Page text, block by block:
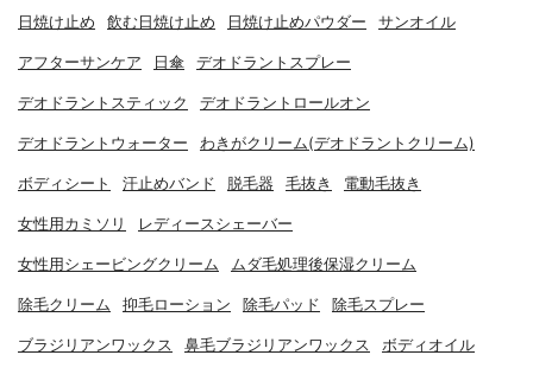
日焼け止め 飲む日焼け止め 日焼け止めパウダー サンオイル
アフターサンケア 日傘 デオドラントスプレー
デオドラントスティック デオドラントロールオン
デオドラントウォーター わきがクリーム(デオドラントクリーム)
ボディシート 汗止めバンド 脱毛器 毛抜き 電動毛抜き
女性用カミソリ レディースシェーバー
女性用シェービングクリーム ムダ毛処理後保湿クリーム
除毛クリーム 抑毛ローション 除毛パッド 除毛スプレー
ブラジリアンワックス 鼻毛ブラジリアンワックス ボディオイル